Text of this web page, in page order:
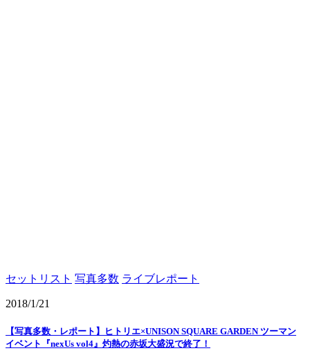
セットリスト 写真多数 ライブレポート
2018/1/21
【写真多数・レポート】ヒトリエ×UNISON SQUARE GARDEN ツーマン
イベント『nexUs vol4』灼熱の赤坂大盛況で終了！